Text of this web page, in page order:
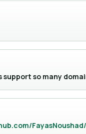
support so many